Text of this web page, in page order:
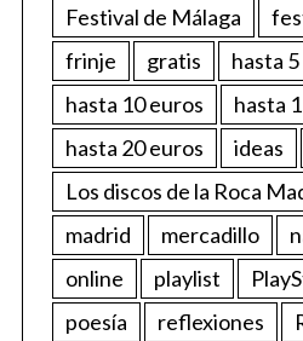
Festival de Málaga
frinje
gratis
hasta
hasta 10 euros
hasta
hasta 20 euros
ideas
Los discos de la Roca
madrid
mercadillo
online
playlist
poesía
reflexiones